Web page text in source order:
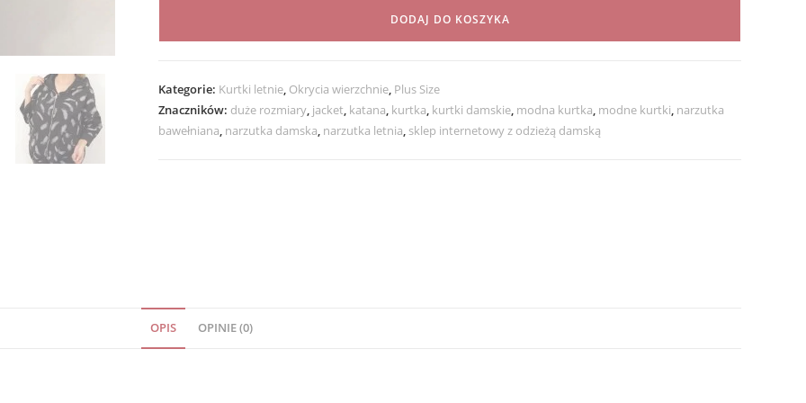
uniwersalny
od
DODAJ DO KOSZYKA
Kategorie: Kurtki letnie, Okrycia wierzchnie, Plus Size
Znaczników: duże rozmiary, jacket, katana, kurtka, kurtki damskie, modna kurtka, modne kurtki, narzutka
bawełniana, narzutka damska, narzutka letnia, sklep internetowy z odzieżą damską
OPIS OPINIE (0)